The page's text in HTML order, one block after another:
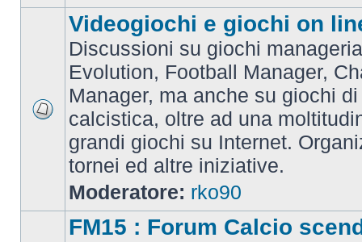
Videogiochi e giochi on
Discussioni su giochi
Evolution, Football Manager,
Manager, ma anche su giochi
calcistica, oltre ad una
grandi giochi su Internet.
tornei ed altre iniziative.
Moderatore: rko90
FM15 : Forum Calcio